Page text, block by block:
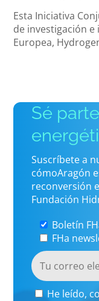
Esta Iniciativa
de investigación e
Europea,
Sé
Suscríbete a
cómoAragón
reconversión
Fundación
Boletín
FHa
He leído,